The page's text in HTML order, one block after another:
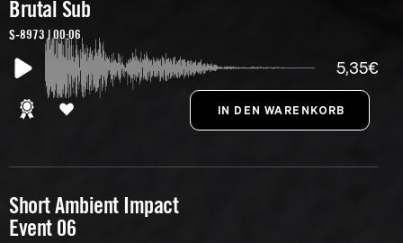
Brutal Sub
S-8973 | 00:06
5,35€
Short Ambient Impact
Event 06